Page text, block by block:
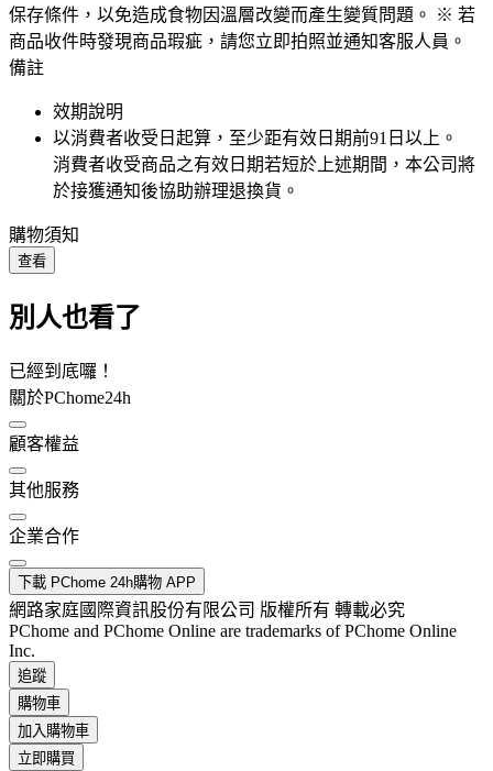
保存條件，以免造成食物因溫層改變而產生變質問題。 ※ 若
商品收件時發現商品瑕疵，請您立即拍照並通知客服人員。
備註
效期說明
以消費者收受日起算，至少距有效日期前91 日以上。
消費者收受商品之有效日期若短於上述期間，本公司將
於接獲通知後協助辦理退換貨。
購物須知
查看
別人也看了
已經到底囉！
關於PChome24h
顧客權益
其他服務
企業合作
下載 PChome 24h購物 APP
網路家庭國際資訊股份有限公司 版權所有 轉載必究
PChome and PChome Online are trademarks of PChome Online
Inc.
追蹤
購物車
加入購物車
立即購買